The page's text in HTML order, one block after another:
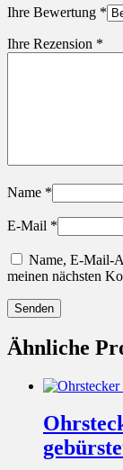
Ihre Bewertung *
Ihre Rezension *
Name *
E-Mail *
Name, E-Mail-
meinen nächsten
Ähnliche